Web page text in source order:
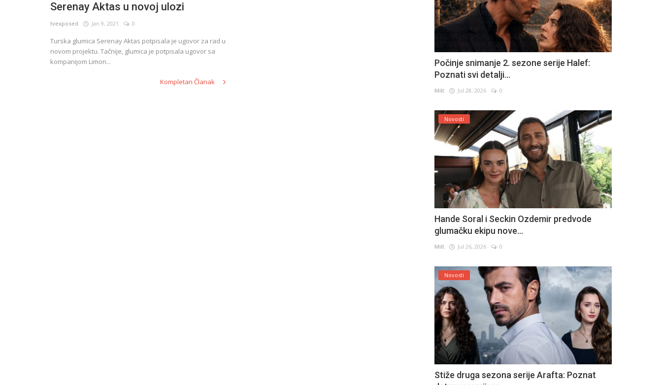
Serenay Aktas u novoj ulozi
tvexposed Jan 9, 2021 0
Turska glumica Serenay Aktas potpisala je ugovor za rad u
novom projektu. Tačnije, glumica je potpisala ugovor sa
kompanijom Limon...
Kompletan Članak
Počinje snimanje 2. sezone serije Halef:
Poznati svi detalji...
Milt Jul 28, 2026 0
Novosti
Hande Soral i Seckin Ozdemir predvode
glumačku ekipu nove...
Milt Jul 26, 2026 0
Novosti
Stiže druga sezona serije Arafta: Poznat